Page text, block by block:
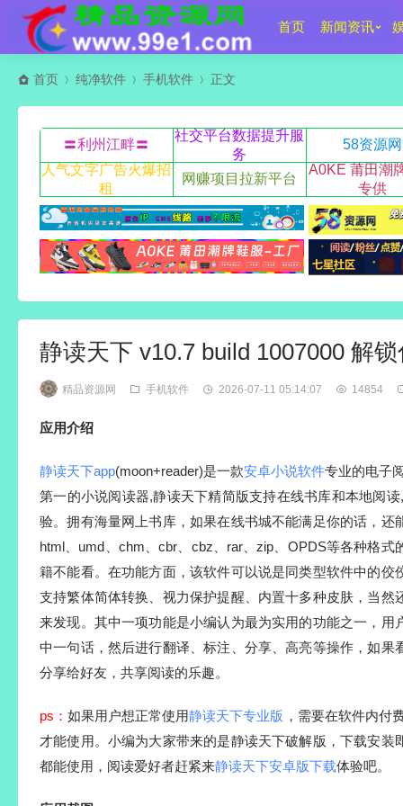
首页 新闻资讯
首页 纯净软件 手机软件 正文
〓利州江畔〓
社交平台数据提升服
务
58资源网
人气文字广告火爆招
租
网赚项目拉新平台
A0KE 莆田潮
专供
静读天下 v10.7 build 1007000 解
精品资源网 手机软件 2026-07-11 05:14:07 14854
应用介绍
静读天下app(moon+reader)是一款安卓小说软件专业的电子
第一的小说阅读器,静读天下精简版支持在线书库和本地阅
验。拥有海量网上书库，如果在线书城不能满足你的话，还
html、umd、chm、cbr、cbz、rar、zip、OPDS等各种格式
籍不能看。在功能方面，该软件可以说是同类型软件中的佼
支持繁体简体转换、视力保护提醒、内置十多种皮肤，当然
来发现。其中一项功能是小编认为最为实用的功能之一，用
中一句话，然后进行翻译、标注、分享、高亮等操作，如果
分享给好友，共享阅读的乐趣。
ps：如果用户想正常使用静读天下专业版 ，需要在软件内付
才能使用。小编为大家带来的是静读天下破解版，下载安装
都能使用，阅读爱好者赶紧来静读天下安卓版下载体验吧。